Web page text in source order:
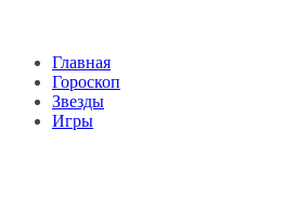
Главная
Гороскоп
Звезды
Игры